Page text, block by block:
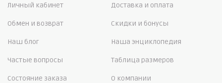
Личный кабинет Доставка и оплата
Обмен и возврат Скидки и бонусы
Наш блог Наша энциклопедия
Частые вопросы Таблица размеров
Состояние заказа О компании